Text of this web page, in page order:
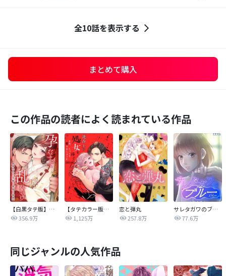
全10話を表示する
まとめて購入
この作品の読者によく読まれている作品
【白黒タテ版】孕むまで乱れいけ～身代わり花嫁と軍服の猛愛
356.9万
【タテカラー版】漣蒼士に処女を捧ぐ～さあ、じっくり愛でましょうか
1,125万
恋と弾丸
257.8万
サレタガワのブルー【タテヨミ】
77.6万
同じジャンルの人気作品